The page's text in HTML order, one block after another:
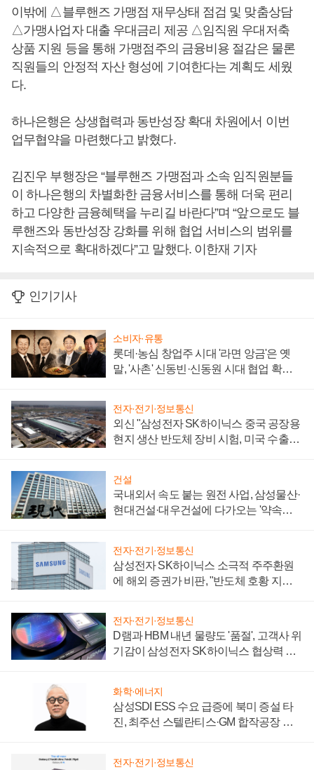
이밖에 △블루핸즈 가맹점 재무상태 점검 및 맞춤상담
△가맹사업자 대출 우대금리 제공 △임직원 우대저축
상품 지원 등을 통해 가맹점주의 금융비용 절감은 물론
직원들의 안정적 자산 형성에 기여한다는 계획도 세웠
다.
하나은행은 상생협력과 동반성장 확대 차원에서 이번
업무협약을 마련했다고 밝혔다.
김진우 부행장은 “블루핸즈 가맹점과 소속 임직원분들
이 하나은행의 차별화한 금융서비스를 통해 더욱 편리
하고 다양한 금융혜택을 누리길 바란다”며 “앞으로도 블
루핸즈와 동반성장 강화를 위해 협업 서비스의 범위를
지속적으로 확대하겠다”고 말했다. 이한재 기자
인기기사
소비자·유통
롯데·농심 창업주 시대 '라면 앙금'은 옛
말, '사촌' 신동빈·신동원 시대 협업 확대
전자·전기·정보통신
외신 "삼성전자 SK하이닉스 중국 공장용
현지 생산 반도체 장비 시험, 미국 수출통
건설
국내외서 속도 붙는 원전 사업, 삼성물산·
현대건설·대우건설에 다가오는 '약속의
전자·전기·정보통신
삼성전자 SK하이닉스 소극적 주주환원
에 해외 증권가 비판, "반도체 호황 지속
전자·전기·정보통신
D램과 HBM 내년 물량도 '품절', 고객사 위
기감이 삼성전자 SK하이닉스 협상력 더
화학·에너지
삼성SDI ESS 수요 급증에 북미 증설 타
진, 최주선 스텔란티스·GM 합작공장 건
전자·전기·정보통신